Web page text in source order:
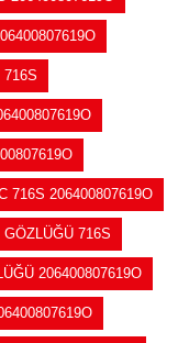
716S
716S 206400807619O
GÖZLÜĞÜ 716S
206400807619O